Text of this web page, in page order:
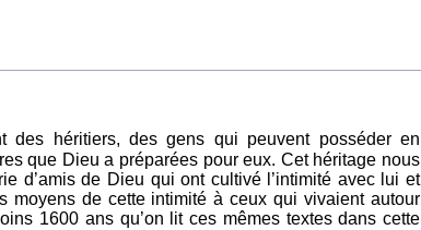
des héritiers, des gens qui peuvent posséder en
que Dieu a préparées pour eux. Cet héritage nous
d’amis de Dieu qui ont cultivé l’intimité avec lui et
moyens de cette intimité à ceux qui vivaient autour
1600 ans qu’on lit ces mêmes textes dans cette